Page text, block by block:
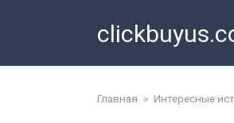
Главная » Интересные